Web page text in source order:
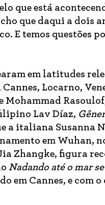
que está
que daqui a dois
E temos questões
em latitudes
Locarno,
Mohammad
Lav Díaz,
a italiana Susanna
em Wuhan,
Zhangke, figura
Nadando até o mar
em Cannes, e com